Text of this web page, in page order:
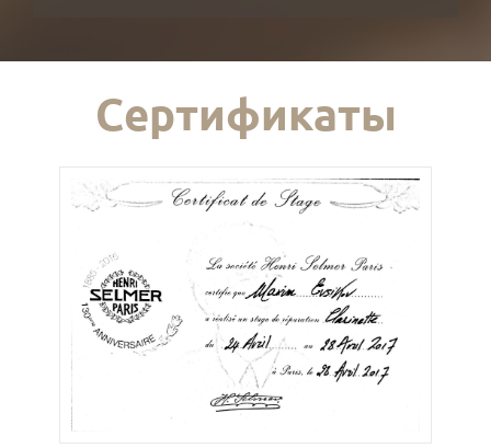
Сертификаты